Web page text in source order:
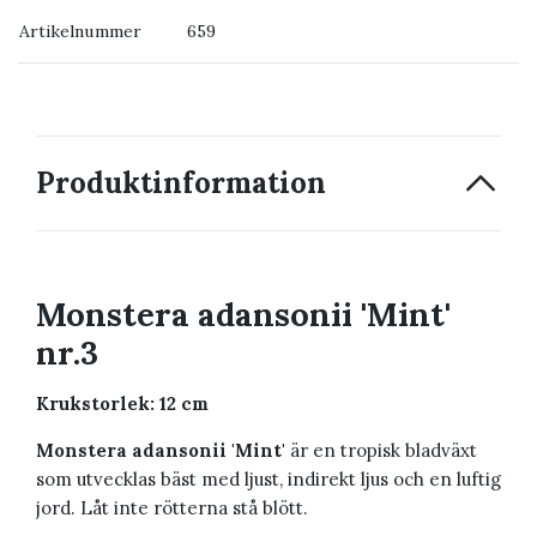
Artikelnummer 659
Produktinformation
Monstera adansonii 'Mint'
nr.3
Krukstorlek: 12 cm
Monstera adansonii 'Mint' är en tropisk bladväxt
som utvecklas bäst med ljust, indirekt ljus och en luftig
jord. Låt inte rötterna stå blött.